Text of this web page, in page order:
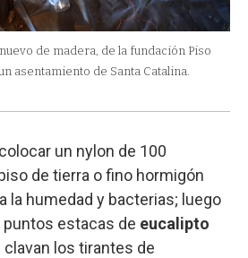
de madera, de la fundación Piso
asentamiento de Santa Catalina.
un nylon de 100
de tierra o fino hormigón
la humedad y bacterias; luego
estacas de eucalipto
clavan los tirantes de